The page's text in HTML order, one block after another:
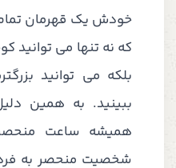
خودش یک قهرمان
که نه تنها می توانید
بلکه می توانید
ببینید. به همین
همیشه ساعت
شخصیت منحصر به